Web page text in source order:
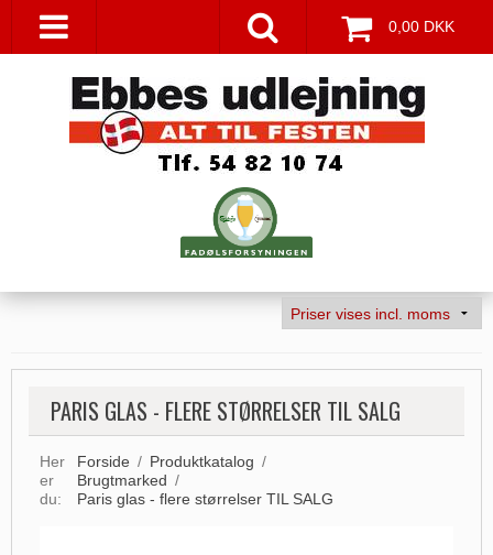
0,00 DKK
PARIS GLAS - FLERE STØRRELSER TIL SALG
Her
er
du:
Forside / Produktkatalog /
Brugtmarked /
Paris glas - flere størrelser TIL SALG